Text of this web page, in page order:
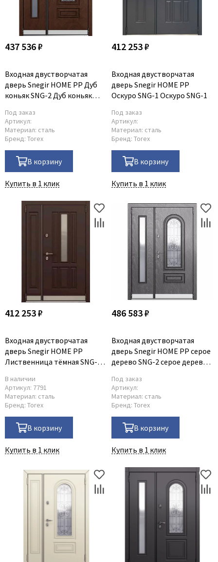
437 536 ₽
Входная двустворчатая
дверь Snegir HOME PP Дуб
коньяк SNG-2 Дуб коньяк
Под заказ
Артикул:
Материал: сталь
Бренд: Torex
В корзину
Купить в 1 клик
412 253 ₽
Входная двустворчатая
дверь Snegir HOME PP
Оскуро SNG-1 Оскуро SNG-1
Под заказ
Артикул:
Материал: сталь
Бренд: Torex
В корзину
Купить в 1 клик
412 253 ₽
Входная двустворчатая
дверь Snegir HOME PP
Лиственница тёмная SNG-1
В наличии
Артикул: 7791
Материал: сталь
Бренд: Torex
В корзину
Купить в 1 клик
486 583 ₽
Входная двустворчатая
дверь Snegir HOME PP серое
дерево SNG-2 серое дерево
Под заказ
Артикул:
Материал: сталь
Бренд: Torex
В корзину
Купить в 1 клик